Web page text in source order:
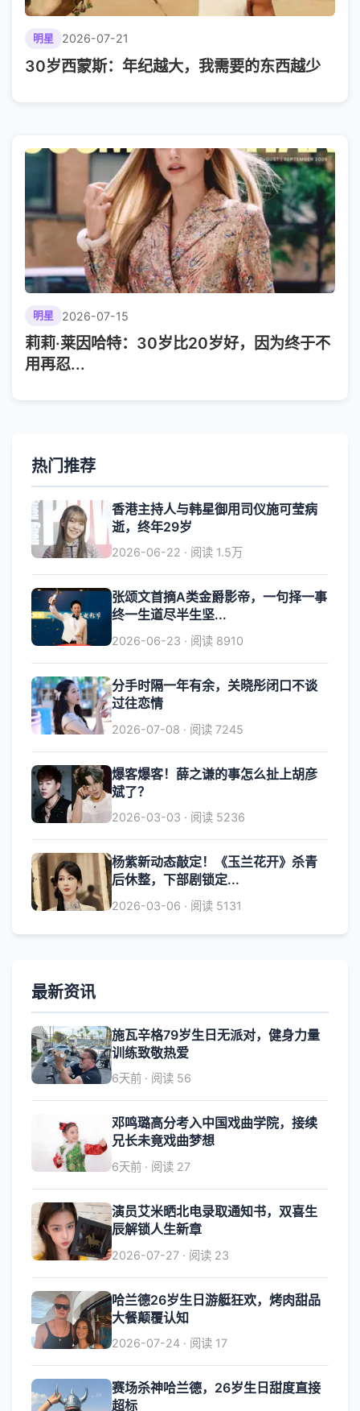
明星 2026-07-21
30岁西蒙斯：年纪越大，我需要的东西越少
明星 2026-07-15
莉莉·莱因哈特：30岁比20岁好，因为终于不
用再忍...
热门推荐
香港主持人与韩星御用司仪施可莹病
逝，终年29岁
2026-06-22 · 阅读 1.5万
张颂文首摘A类金爵影帝，一句择一事
终一生道尽半生坚...
2026-06-23 · 阅读 8910
分手时隔一年有余，关晓彤闭口不谈
过往恋情
2026-07-08 · 阅读 7245
爆客爆客！薛之谦的事怎么扯上胡彦
斌了？
2026-03-03 · 阅读 5236
杨紫新动态敲定！《玉兰花开》杀青
后休整，下部剧锁定...
2026-03-06 · 阅读 5131
最新资讯
施瓦辛格79岁生日无派对，健身力量
训练致敬热爱
6天前 · 阅读 56
邓鸣璐高分考入中国戏曲学院，接续
兄长未竟戏曲梦想
6天前 · 阅读 27
演员艾米晒北电录取通知书，双喜生
辰解锁人生新章
2026-07-27 · 阅读 23
哈兰德26岁生日游艇狂欢，烤肉甜品
大餐颠覆认知
2026-07-24 · 阅读 17
赛场杀神哈兰德，26岁生日甜度直接
超标